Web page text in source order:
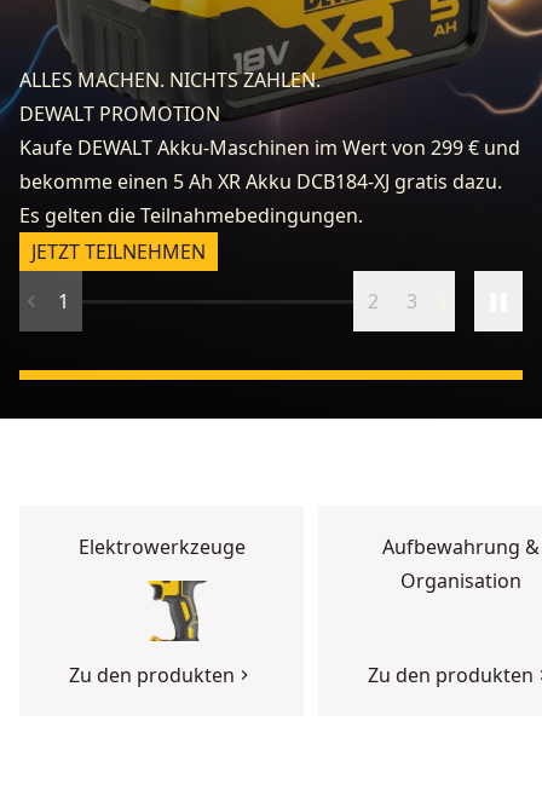
ALLES MACHEN. NICHTS ZAHLEN.
DEWALT PROMOTION
Kaufe DEWALT Akku-Maschinen im Wert von 299 € und
bekomme einen 5 Ah XR Akku DCB184-XJ gratis dazu.
Es gelten die Teilnahmebedingungen.
JETZT TEILNEHMEN
1
2 3
Elektrowerkzeuge
Zu den produkten
Aufbewahrung &
Organisation
Zu den produkten